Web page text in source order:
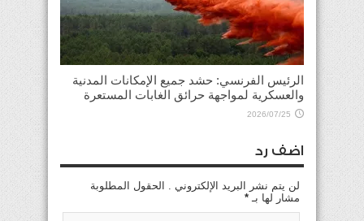
الرئيس الفرنسي: حشد جميع الإمكانات المدنية
والعسكرية لمواجهة حرائق الغابات المستعرة
2026/07/25
اضف رد
لن يتم نشر البريد الإلكتروني . الحقول المطلوبة
مشار لها بـ *